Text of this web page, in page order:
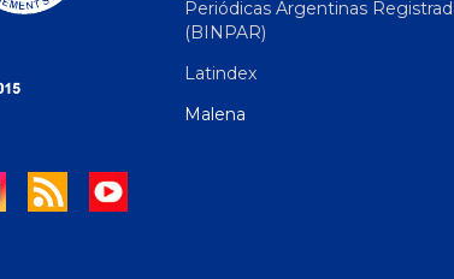
Periódicas Argentinas
(BINPAR)
Latindex
Malena